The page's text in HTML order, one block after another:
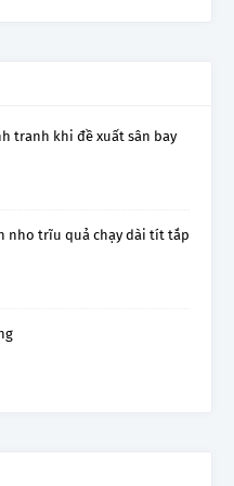
tranh khi đề xuất sân bay
nho trĩu quả chạy dài tít tắp